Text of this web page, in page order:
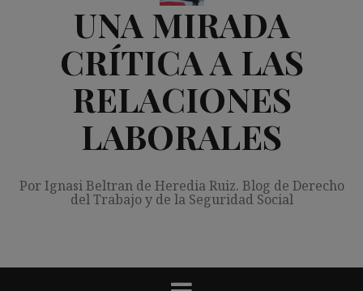
UNA MIRADA
CRÍTICA A LAS
RELACIONES
LABORALES
Por Ignasi Beltran de Heredia Ruiz. Blog de Derecho
del Trabajo y de la Seguridad Social